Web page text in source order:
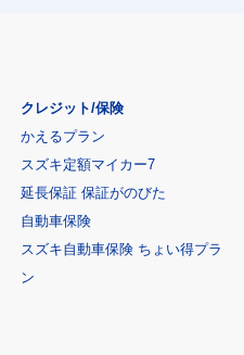
クレジット/保険
かえるプラン
スズキ定額マイカー7
延長保証 保証がのびた
自動車保険
スズキ自動車保険 ちょい得プラ
ン